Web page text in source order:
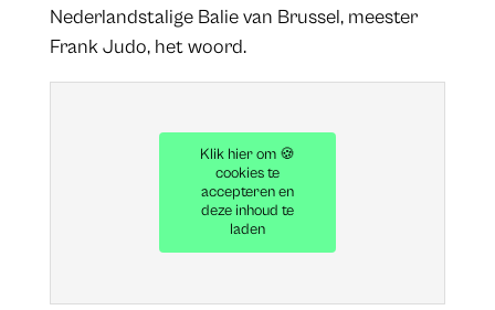
Nederlandstalige Balie van Brussel, meester
Frank Judo, het woord.
Klik hier om 🍪
cookies te
accepteren en
deze inhoud te
laden